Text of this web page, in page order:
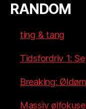
RANDOM
ting & tang
Tidsfordriv 1: Se
Breaking:
Massiv